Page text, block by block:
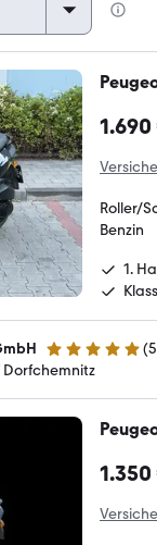
Roller/
Benzin
1.
4.8 Sterne (
Dorfchemnitz